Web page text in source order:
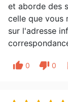
et aborde des
celle que vous
sur l'adresse
thumb_up 0 thumb_down 0